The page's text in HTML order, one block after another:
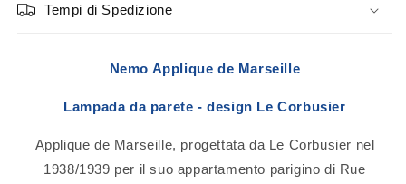
Tempi di Spedizione
Nemo Applique de Marseille
Lampada da parete - design Le Corbusier
Applique de Marseille, progettata da Le Corbusier nel
1938/1939 per il suo appartamento parigino di Rue